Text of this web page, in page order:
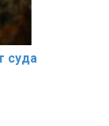
cyдa